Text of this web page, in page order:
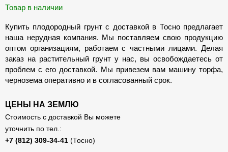
Товар в наличии
Купить плодородный грунт с доставкой в Тосно предлагает
наша нерудная компания. Мы поставляем свою продукцию
оптом организациям, работаем с частными лицами. Делая
заказ на растительный грунт у нас, вы освобождаетесь от
проблем с его доставкой. Мы привезем вам машину торфа,
чернозема оперативно и в согласованный срок.
ЦЕНЫ НА ЗЕМЛЮ
Стоимость с доставкой Вы можете
уточнить по тел.:
(Тосно)